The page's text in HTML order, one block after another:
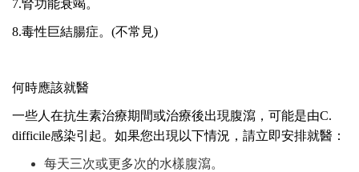
7.腎功能衰竭。
8.毒性巨結腸症。(不常見)
何時應該就醫
一些人在抗生素治療期間或治療後出現腹瀉，可能是由C.
difficile感染引起。如果您出現以下情況，請立即安排就醫：
每天三次或更多次的水樣腹瀉。